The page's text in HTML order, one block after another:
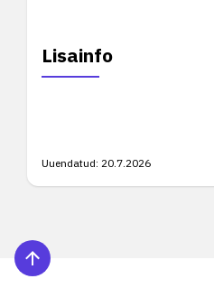
Lisainfo
Uuendatud: 20.7.2026